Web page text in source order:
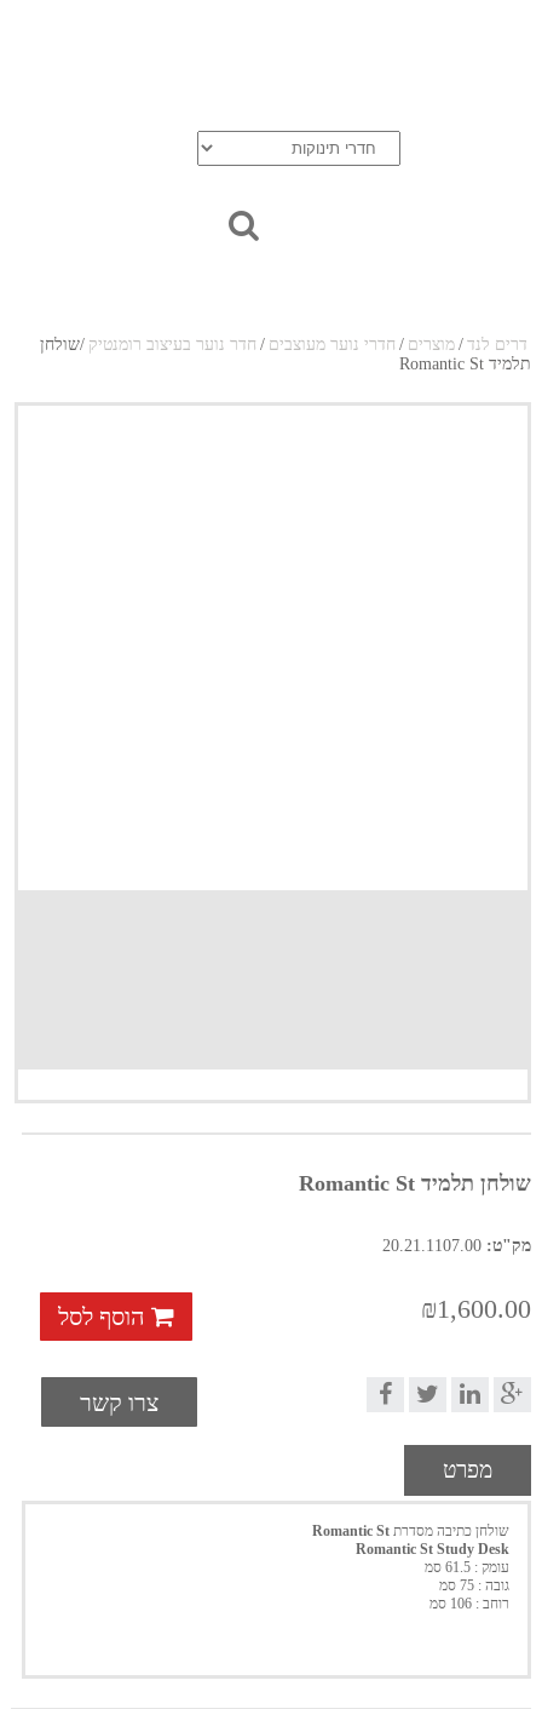
דרים לנד / מוצרים / חדרי נוער מעוצבים / חדר נוער בעיצוב רומנטיק /שולחן
תלמיד Romantic St
שולחן תלמיד Romantic St
מק"ט:
₪1,600.00 הוסף לסל
צרו קשר
מפרט
שולחן כתיבה מסדרת Romantic St
Romantic St Study Desk
עומק : 61.5 סמ
גובה : 75 סמ
רוחב : 106 סמ